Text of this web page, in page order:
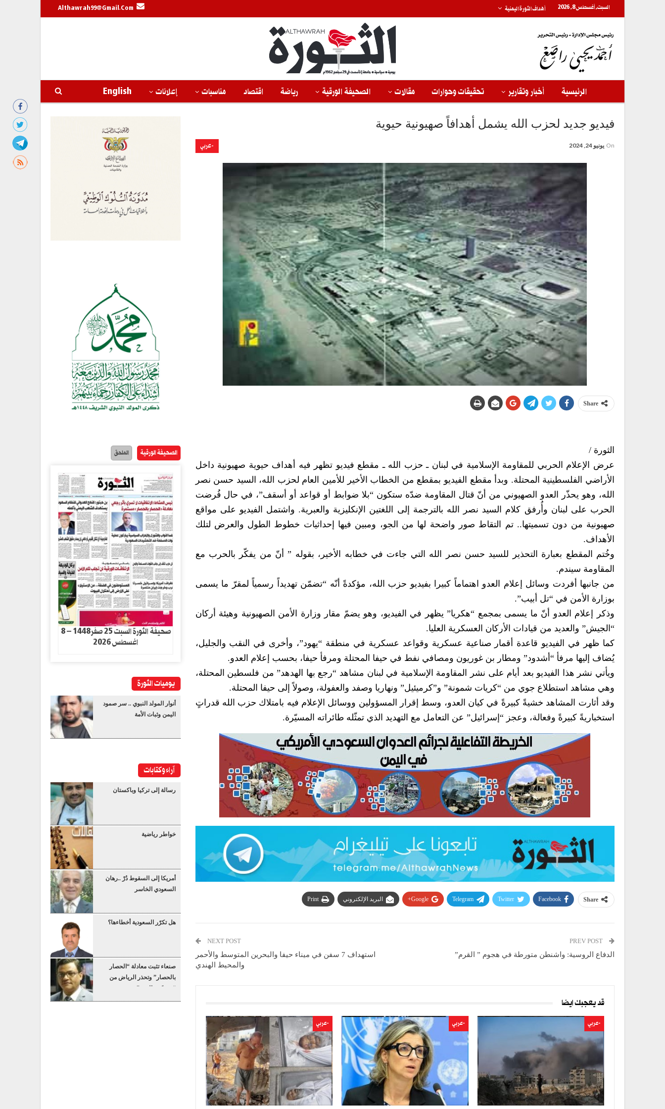
السبت, أغسطس 8, 2026 أهداف الثورة اليمنية Althawrah99@gmail.com
الرئيسية أخبار وتقارير تحقيقات وحوارات مقالات الصحيفة الورقية رياضة اقتصاد مناسبات إعلانات English
فيديو جديد لحزب الله يشمل أهدافاً صهيونية حيوية
-عربي On يونيو 24, 2024
Share
الثورة /
عرض الإعلام الحربي للمقاومة الإسلامية في لبنان ـ حزب الله ـ مقطع فيديو تظهر فيه أهداف حيوية صهيونية داخل
الأراضي الفلسطينية المحتلة. وبدأ مقطع الفيديو بمقطع من الخطاب الأخير للأمين العام لحزب الله، السيد حسن نصر
الله، وهو يحذّر العدو الصهيوني من أنّ قتال المقاومة ضدّه ستكون “بلا ضوابط أو قواعد أو أسقف”، في حال فُرضت
الحرب على لبنان وأُرفق كلام السيد نصر الله بالترجمة إلى اللغتين الإنكليزية والعبرية. واشتمل الفيديو على مواقع
صهيونية من دون تسميتها.. تم التقاط صور واضحة لها من الجو، ومبين فيها إحداثيات خطوط الطول والعرض لتلك
الأهداف.
وخُتم المقطع بعبارة التحذير للسيد حسن نصر الله التي جاءت في خطابه الأخير، بقوله ” أنّ من يفكّر بالحرب مع
المقاومة سيندم.
من جانبها أفردت وسائل إعلام العدو اهتماماً كبيرا بفيديو حزب الله، مؤكدةً أنّه “تضمّن تهديداً رسمياً لمقرّ ما يسمى
بوزارة الأمن في “تل أبيب”.
وذكر إعلام العدو أنّ ما يسمى بمجمع “هكريا” يظهر في الفيديو، وهو يضمّ مقار وزارة الأمن الصهيونية وهيئة أركان
“الجيش” والعديد من قيادات الأركان العسكرية العليا.
كما ظهر في الفيديو قاعدة أقمار صناعية عسكرية وقواعد عسكرية في منطقة “يهود”، وأخرى في النقب والجليل،
يُضاف إليها مرفأ “أشدود” ومطار بن غوريون ومصافي نفط في حيفا المحتلة ومرفأ حيفا، بحسب إعلام العدو.
ويأتي نشر هذا الفيديو بعد أيام على نشر المقاومة الإسلامية في لبنان مشاهد “رجع بها الهدهد” من فلسطين المحتلة،
وهي مشاهد استطلاع جوي من “كريات شمونة” و”كرميئيل” ونهاريا وصفد والعفولة، وصولاً إلى حيفا المحتلة.
وقد أثارت المشاهد خشيةً كبيرةً في كيان العدو، وسط إقرار المسؤولين ووسائل الإعلام فيه بامتلاك حزب الله قدراتٍ
استخباريةً كبيرةً وفعالة، وعجز “إسرائيل” عن التعامل مع التهديد الذي تمثّله طائراته المسيّرة.
Share
Facebook
Twitter
Telegram
Google+ البريد الإلكتروني Print
الدفاع الروسية: واشنطن متورطة في هجوم ” القرم”
NEXT POST
استهداف 7 سفن في ميناء حيفا والبحرين المتوسط والأحمر
والمحيط الهندي
قد يعجبك ايضا
-عربي -عربي -عربي
الصحيفة الورقية الملحق
صحيفة الثورة السبت 25 صفر1448 – 8
اغسطس 2026
يوميات الثورة
أنوار المولد النبوي .. سر صمود
اليمن وثبات الأمة
آراء وكتابات
رسالة إلى تركيا وباكستان
خواطر رياضية
أمريكا إلى السقوط دُرْ ..رهان
السعودي الخاسر
هل تكرّر السعودية أخطاءها؟
صنعاء تثبت معادلة “الحصار
بالحصار” وتحذر الرياض من
“عسكرة البحر”